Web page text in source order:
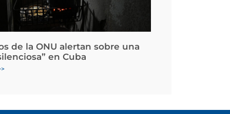
de la ONU alertan sobre una
en Cuba